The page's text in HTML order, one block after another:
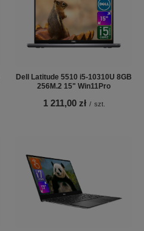
Dell Latitude 5510 i5-10310U 8GB
256M.2 15" Win11Pro
1 211,00 zł / szt.